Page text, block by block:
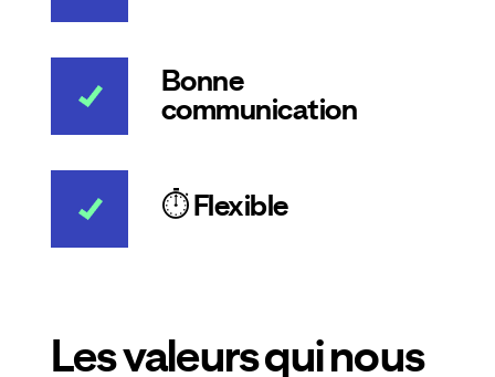
Bonne
communication
⏱️ Flexible
Les valeurs qui nous